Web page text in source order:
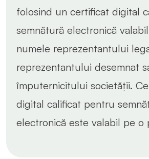
folosind un certificat digital
semnătură electronică
numele reprezentantului
reprezentantului desemnat
împuternicitului societății.
digital calificat pentru
electronică este valabil pe o